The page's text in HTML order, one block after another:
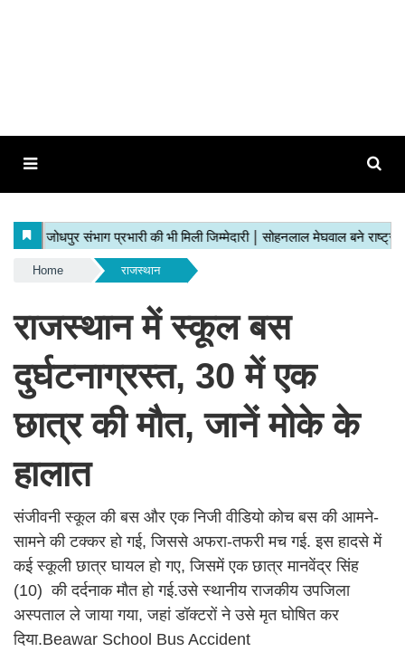
Home राजस्थान
राजस्थान में स्कूल बस
दुर्घटनाग्रस्त, 30 में एक
छात्र की मौत, जानें मोके के
हालात
संजीवनी स्कूल की बस और एक निजी वीडियो कोच बस की आमने-
सामने की टक्कर हो गई, जिससे अफरा-तफरी मच गई. इस हादसे में
कई स्कूली छात्र घायल हो गए, जिसमें एक छात्र मानवेंद्र सिंह
(10) की दर्दनाक मौत हो गई.उसे स्थानीय राजकीय उपजिला
अस्पताल ले जाया गया, जहां डॉक्टरों ने उसे मृत घोषित कर
दिया.Beawar School Bus Accident